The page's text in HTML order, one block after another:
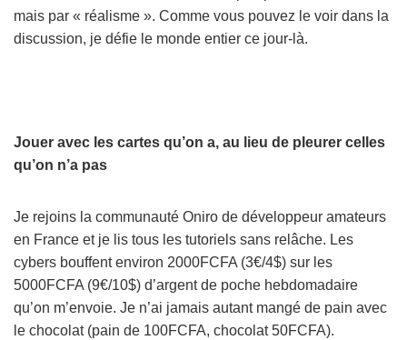
mais par « réalisme ». Comme vous pouvez le voir dans la
discussion, je défie le monde entier ce jour-là.
Jouer avec les cartes qu’on a, au lieu de pleurer celles
qu’on n’a pas
Je rejoins la communauté Oniro de développeur amateurs
en France et je lis tous les tutoriels sans relâche. Les
cybers bouffent environ 2000FCFA (3€/4$) sur les
5000FCFA (9€/10$) d’argent de poche hebdomadaire
qu’on m’envoie. Je n’ai jamais autant mangé de pain avec
le chocolat (pain de 100FCFA, chocolat 50FCFA).